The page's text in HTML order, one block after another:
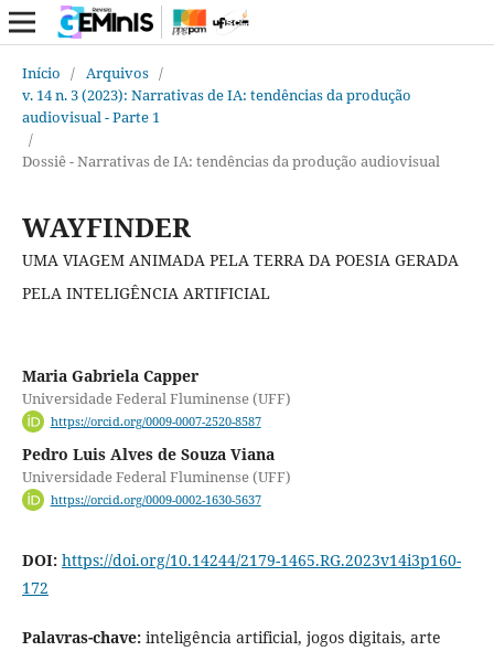
Início / Arquivos /
v. 14 n. 3 (2023): Narrativas de IA: tendências da produção
audiovisual - Parte 1
/
Dossiê - Narrativas de IA: tendências da produção audiovisual
WAYFINDER
UMA VIAGEM ANIMADA PELA TERRA DA POESIA GERADA
PELA INTELIGÊNCIA ARTIFICIAL
Maria Gabriela Capper
Universidade Federal Fluminense (UFF)
https://orcid.org/0009-0007-2520-8587
Pedro Luis Alves de Souza Viana
Universidade Federal Fluminense (UFF)
https://orcid.org/0009-0002-1630-5637
DOI: https://doi.org/10.14244/2179-1465.RG.2023v14i3p160-
172
Palavras-chave: inteligência artificial, jogos digitais, arte